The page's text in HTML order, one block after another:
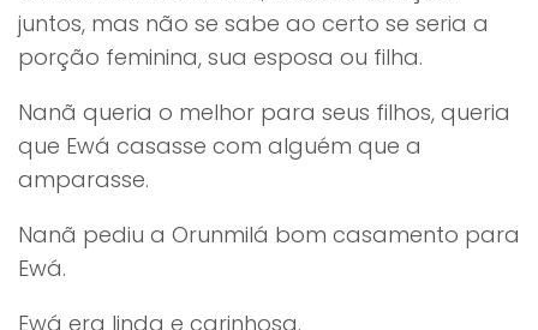
juntos, mas não se sabe ao certo se seria a
porção feminina, sua esposa ou filha.
Nanã queria o melhor para seus filhos, queria
que Ewá casasse com alguém que a
amparasse.
Nanã pediu a Orunmilá bom casamento para
Ewá.
Ewá era linda e carinhosa.